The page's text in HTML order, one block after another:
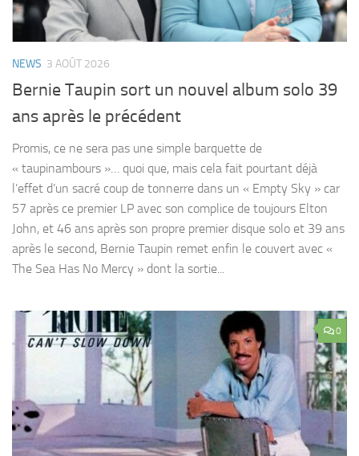
NEWS 3 AOÛT 2026
Bernie Taupin sort un nouvel album solo 39
ans après le précédent
Promis, ce ne sera pas une simple barquette de
« taupinambours »… quoi que, mais cela fait pourtant déjà
l’effet d’un sacré coup de tonnerre dans un « Empty Sky » car
57 après ce premier LP avec son complice de toujours Elton
John, et 46 ans après son propre premier disque solo et 39 ans
après le second, Bernie Taupin remet enfin le couvert avec «
The Sea Has No Mercy » dont la sortie...
0